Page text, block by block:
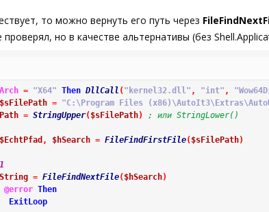
то можно вернуть его путь через
проверял, но в качестве альтернативы (без
= "X64" Then DllCall ("kernel32.dll" , "int" ,
$sFilePath =
"C:\Program Files
= StringUpper($sFilePath) ; или StringLower()
$EchtPfad , $hSearch = FileFindFirstFile($sFilePath)
1
= FileFindNextFile($hSearch)
@error Then
ExitLoop